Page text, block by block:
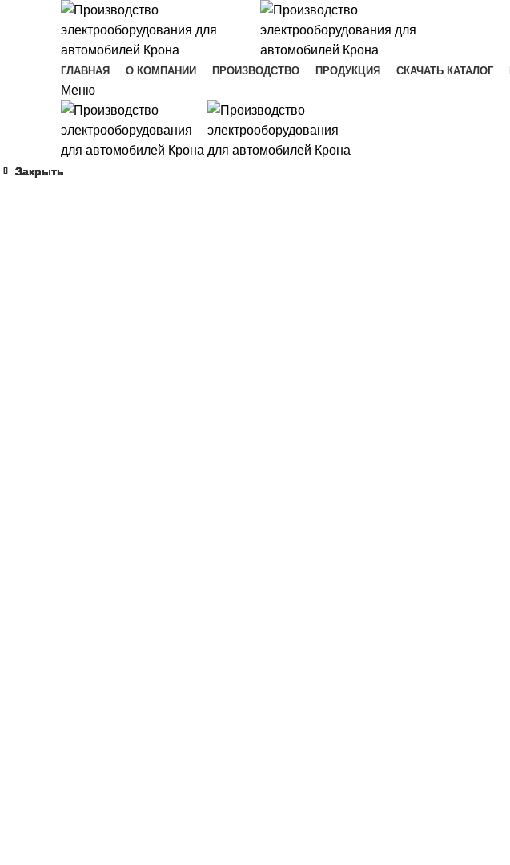
ГЛАВНАЯ О КОМПАНИИ ПРОИЗВОДСТВО ПРОДУКЦИЯ СКАЧАТЬ КАТАЛОГ
Меню
Закрыть
Закрыть
Закрыть
Закрыть
Закрыть
Закрыть
Закрыть
Закрыть